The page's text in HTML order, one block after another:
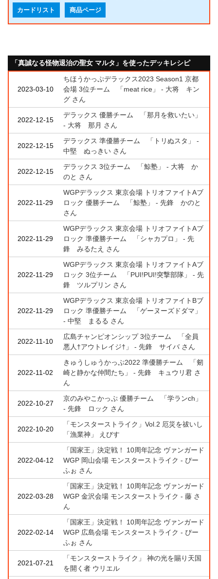
カードリスト 商品ページ
「真誠なる怪物退治の聖女 マルタ」を使ったデッキレシピ
2023-03-10
ちほうかっぷデラックス2023 Season1 京都
会場 3位チーム 「meat rice」 - 大将 キン
グ さん
2022-12-15
デラックス 優勝チーム 「那月を救いたい」
- 大将 那月 さん
2022-12-15
デラックス 準優勝チーム 「トリぬスタ」 -
中堅 ぬっきい さん
2022-12-15
デラックス 3位チーム 「鯨塾」 - 大将 か
のと さん
2022-11-29
WGPデラックス 東京会場 トリオファイトAブ
ロック 優勝チーム 「鯨塾」 - 先鋒 かのと
さん
2022-11-29
WGPデラックス 東京会場 トリオファイトAブ
ロック 準優勝チーム 「シャカプロ」 - 先
鋒 みるたえ さん
2022-11-29
WGPデラックス 東京会場 トリオファイトAブ
ロック 3位チーム 「PUI!PUI!突撃部隊」 - 先
鋒 ツルプリン さん
2022-11-29
WGPデラックス 東京会場 トリオファイトBブ
ロック 準優勝チーム 「ゲーヌーズドダマ」
- 中堅 まるる さん
2022-11-10
広島チャンピオンシップ 3位チーム 「全員
悪人†アウトレイジ†」 - 先鋒 サイバ さん
2022-11-02
きゅうしゅうかっぷ2022 準優勝チーム 「剱
崎と静かな仲間たち」 - 先鋒 キュウリ君 さ
ん
2022-10-27
京のみやこかっぷ 優勝チーム 「学ランch」
- 先鋒 ロック さん
2022-10-20
「モンスターストライク」Vol.2 厄災を祓いし
「漁業神」 えびす
2022-04-12
「国家王」決定戦！ 10周年記念 ヴァンガード
WGP 岡山会場 モンスターストライク - ぴー
ふぉ さん
2022-03-28
「国家王」決定戦！ 10周年記念 ヴァンガード
WGP 金沢会場 モンスターストライク - 藤 さ
ん
2022-02-14
「国家王」決定戦！ 10周年記念 ヴァンガード
WGP 広島会場 モンスターストライク - ぴー
ふぉ さん
2021-07-21
「モンスターストライク」 神の光を賜り天国
を開く者 ウリエル